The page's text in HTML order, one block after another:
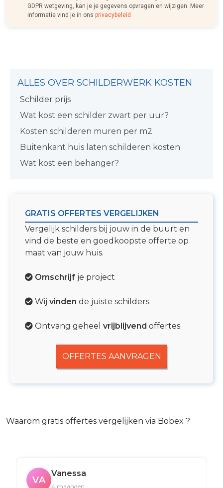
GDPR wetgeving, kan je je gegevens opvragen en wijzigen. Meer
informatie vind je in ons privacybeleid
ALLES OVER SCHILDERWERK KOSTEN
Schilder prijs
Wat kost een schilder zwart per uur?
Kosten schilderen muren per m2
Buitenkant huis laten schilderen kosten
Wat kost een behanger?
GRATIS OFFERTES VERGELIJKEN
Vergelijk schilders bij jouw in de buurt en
vind de beste en goedkoopste offerte op
maat van jouw huis.
Omschrijf je project
Wij vinden de juiste schilders
Ontvang geheel vrijblijvend offertes
OFFERTES AANVRAGEN
Waarom gratis offertes vergelijken via Bobex ?
VA
Vanessa
4 maanden